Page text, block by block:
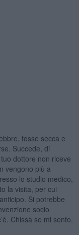
tosse secca e
Succede, di
dottore non riceve
vengono più a
lo studio medico,
la visita, per cui
Si potrebbe
socio
Chissà se mi sento.